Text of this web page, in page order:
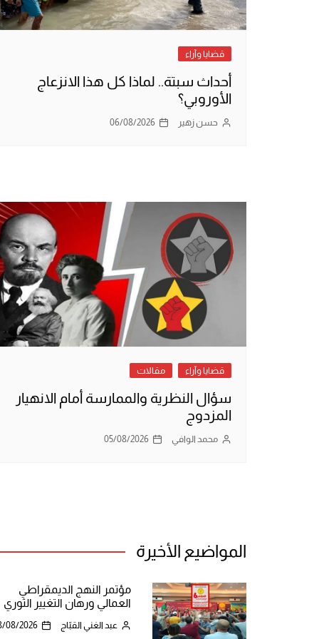
قضايا وآراء
أحداث سبتة.. لماذا كل هذا الانزعاج
الأوروبي؟
حسن زهير 06/08/2026
قضايا وآراء مقالات
سؤال النظرية والممارسة أمام الانهيار
المزدوج
محمد الوافي 05/08/2026
المواضيع الأخيرة
مؤتمر النهج الديمقراطي
العمالي ورهان التغيير الثوري
عبد الغني القبّاج 08/2026